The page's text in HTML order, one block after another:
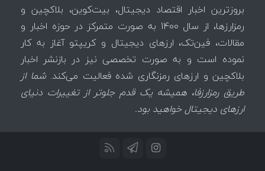
بروزترین اخبار اقتصاد دیجیتال، بیت‌کوین، بلاکچین و
رمزارزها، از سال 1400 به صورت متمرکز در حوزه اخبار و
مقالات، فین‌تک، ارزهای‌ دیجیتال و کریپتو آغاز به کار
نموده است و به صورت تخصصی نیز در بازنشر اخبار
بلاکچین و ارزهای رمزنگاری شده فعالیت می‌کند.شما از
طریق رمزارزفا، همیشه یک قدم جلوتر از تغییرات دنیای
ارزهای دیجیتال خواهید بود.